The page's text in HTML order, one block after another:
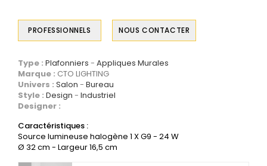
PROFESSIONNELS NOUS CONTACTER
Type : Plafonniers
Appliques Murales
Marque : CTO LIGHTING
Univers : Salon
Bureau
Style : Design
Industriel
Designer :
Caractéristiques :
Source lumineuse halogène 1 X G9 - 24 W
Ø 32 cm - Largeur 16,5 cm